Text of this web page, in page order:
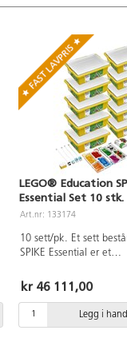
LEGO® Education
Essential Set 10 stk.
Art.nr: 133174
10 sett/pk. Et sett
SPIKE Essential er et
perfekt for å starte med
programmering på
kan velge mellom
programmering og
kr 46 111,00
Legg i